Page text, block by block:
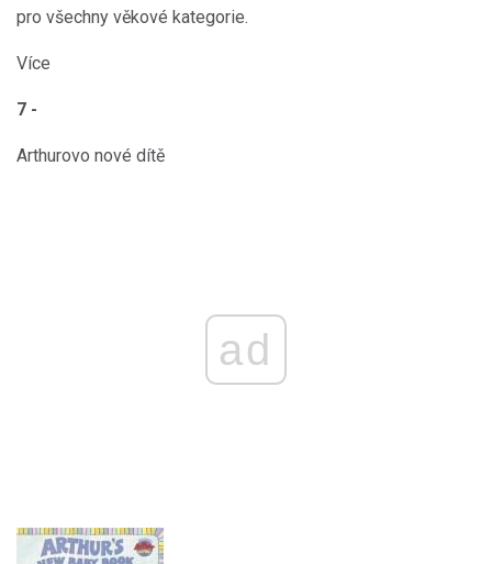
pro všechny věkové kategorie.
Více
7 -
Arthurovo nové dítě
ad